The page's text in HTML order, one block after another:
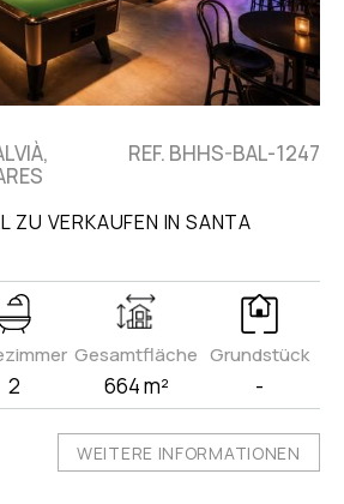
REF. BHHS-BAL-1247
ZU VERKAUFEN IN SANTA
2
Gesamtfläche
664 m²
Grundstück
-
WEITERE INFORMATIONEN